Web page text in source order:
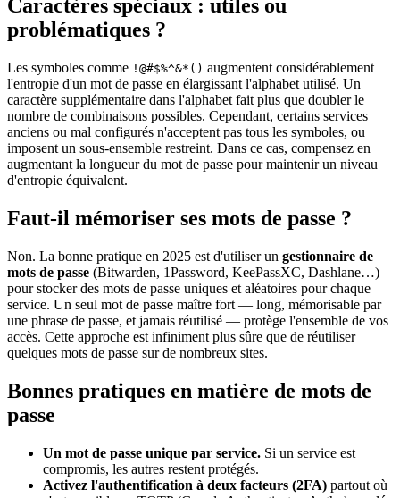
Caractères spéciaux : utiles ou
problématiques ?
Les symboles comme !@#$%^&*() augmentent considérablement
l'entropie d'un mot de passe en élargissant l'alphabet utilisé. Un
caractère supplémentaire dans l'alphabet fait plus que doubler le
nombre de combinaisons possibles. Cependant, certains services
anciens ou mal configurés n'acceptent pas tous les symboles, ou
imposent un sous-ensemble restreint. Dans ce cas, compensez en
augmentant la longueur du mot de passe pour maintenir un niveau
d'entropie équivalent.
Faut-il mémoriser ses mots de passe ?
Non. La bonne pratique en 2025 est d'utiliser un gestionnaire de
mots de passe (Bitwarden, 1Password, KeePassXC, Dashlane…)
pour stocker des mots de passe uniques et aléatoires pour chaque
service. Un seul mot de passe maître fort — long, mémorisable par
une phrase de passe, et jamais réutilisé — protège l'ensemble de vos
accès. Cette approche est infiniment plus sûre que de réutiliser
quelques mots de passe sur de nombreux sites.
Bonnes pratiques en matière de mots de
passe
Un mot de passe unique par service. Si un service est
compromis, les autres restent protégés.
Activez l'authentification à deux facteurs (2FA) partout où